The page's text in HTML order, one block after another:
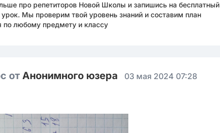
про репетиторов Новой Школы и запишись на бесплатный
Мы проверим твой уровень знаний и составим план
по любому предмету и классу
от Анонимного юзера 03 мая 2024 07:28